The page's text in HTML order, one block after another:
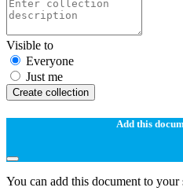
Visible to
Everyone
Just me
Create collection
Add this
You can add this document to your